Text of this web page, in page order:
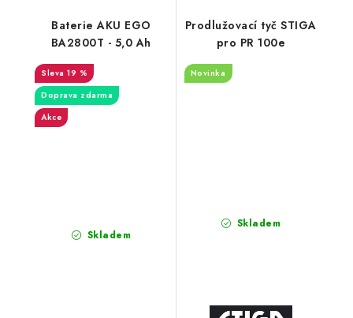
Baterie AKU EGO
BA2800T - 5,0 Ah
19 %
Doprava zdarma
Akce
Skladem
Prodlužovací tyč STIGA
pro PR 100e
Novinka
Skladem